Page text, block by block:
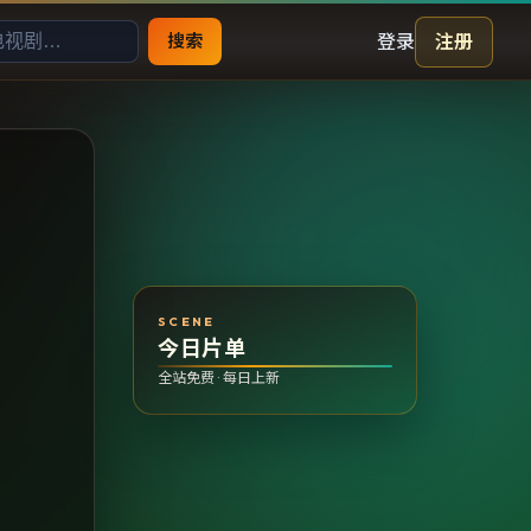
搜索 登录 注册
SCENE
今日片单
全站免费 · 每日上新